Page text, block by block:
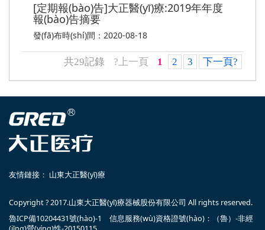
[定期報(bào)告]大正醫(yī)療:2019年年度
報(bào)告摘要
發(fā)布時(shí)間：2020-08-18
共29記錄 ?上一頁 1 2 3 下一頁?
友情鏈接： 山東大正醫(yī)療
Copyright ? 2017.山東大正醫(yī)療器械股份有限公司 All rights reserved.
魯ICP備10204431號(hào)-1 信息服務(wù)資格證號(hào)：（魯）-非經